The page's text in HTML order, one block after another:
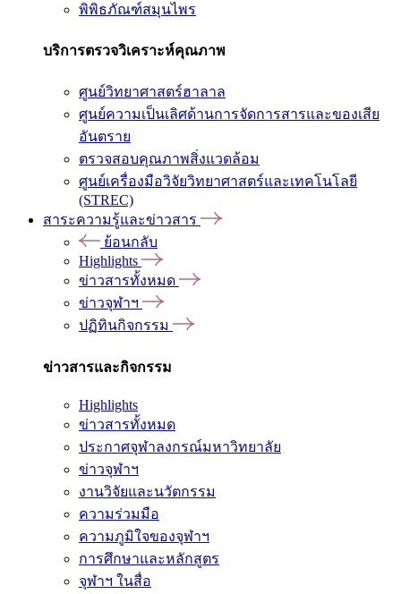
พิพิธภัณฑ์สมุนไพร
บริการตรวจวิเคราะห์คุณภาพ
ศูนย์วิทยาศาสตร์ฮาลาล
ศูนย์ความเป็นเลิศด้านการจัดการสารและของเสีย
อันตราย
ตรวจสอบคุณภาพสิ่งแวดล้อม
ศูนย์เครื่องมือวิจัยวิทยาศาสตร์และเทคโนโลยี
(STREC)
สาระความรู้และข่าวสาร
ย้อนกลับ
Highlights
ข่าวสารทั้งหมด
ข่าวจุฬาฯ
ปฏิทินกิจกรรม
ข่าวสารและกิจกรรม
Highlights
ข่าวสารทั้งหมด
ประกาศจุฬาลงกรณ์มหาวิทยาลัย
ข่าวจุฬาฯ
งานวิจัยและนวัตกรรม
ความร่วมมือ
ความภูมิใจของจุฬาฯ
การศึกษาและหลักสูตร
จุฬาฯ ในสื่อ